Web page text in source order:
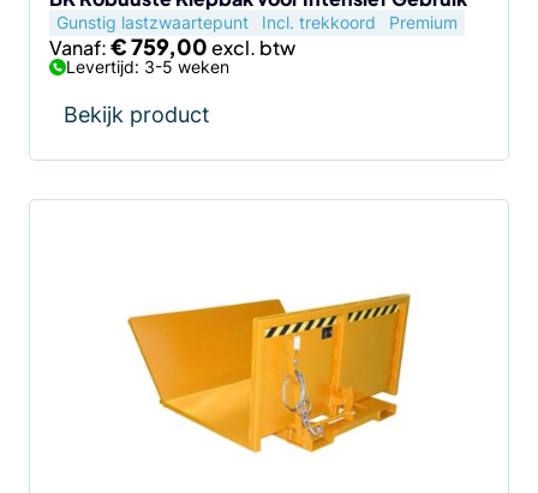
Gunstig lastzwaartepunt Incl. trekkoord Premium
Vanaf:€759,00
Levertijd: 3-5 weken
Bekijk product
productpagina
meerdere